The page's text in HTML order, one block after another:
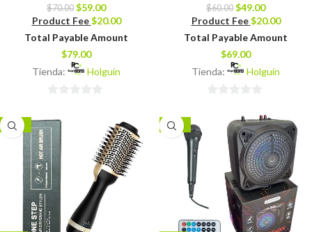
$70.00 $59.00
Product Fee $20.00
Total Payable Amount
$79.00
Tienda:
Holguín
de
5
$60.00 $49.00
Product Fee $20.00
Total Payable Amount
$69.00
Tienda:
Holguín
-25% -21%